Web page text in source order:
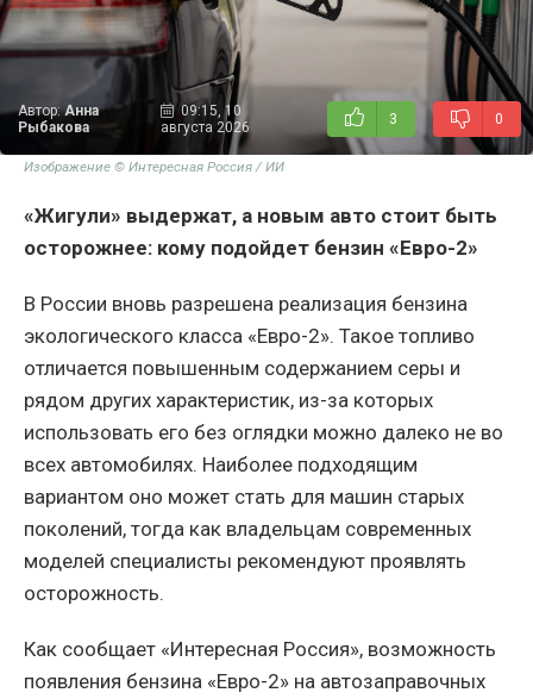
Автор:Анна
Рыбакова
09:15, 10
августа 2026
3 0
Изображение © Интересная Россия / ИИ
«Жигули» выдержат, а новым авто стоит быть
осторожнее: кому подойдет бензин «Евро-2»
В России вновь разрешена реализация бензина
экологического класса «Евро-2». Такое топливо
отличается повышенным содержанием серы и
рядом других характеристик, из-за которых
использовать его без оглядки можно далеко не во
всех автомобилях. Наиболее подходящим
вариантом оно может стать для машин старых
поколений, тогда как владельцам современных
моделей специалисты рекомендуют проявлять
осторожность.
Как сообщает «Интересная Россия», возможность
появления бензина «Евро-2» на автозаправочных